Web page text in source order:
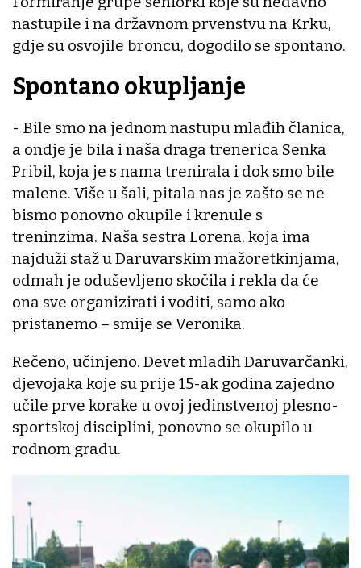
nastupile i na državnom prvenstvu na Krku,
gdje su osvojile broncu, dogodilo se spontano.
Spontano okupljanje
- Bile smo na jednom nastupu mlađih članica,
a ondje je bila i naša draga trenerica Senka
Pribil, koja je s nama trenirala i dok smo bile
malene. Više u šali, pitala nas je zašto se ne
bismo ponovno okupile i krenule s
treninzima. Naša sestra Lorena, koja ima
najduži staž u Daruvarskim mažoretkinjama,
odmah je oduševljeno skočila i rekla da će
ona sve organizirati i voditi, samo ako
pristanemo – smije se Veronika.
Rečeno, učinjeno. Devet mladih Daruvarčanki,
djevojaka koje su prije 15-ak godina zajedno
učile prve korake u ovoj jedinstvenoj plesno-
sportskoj disciplini, ponovno se okupilo u
rodnom gradu.